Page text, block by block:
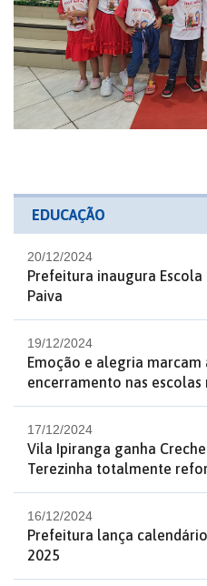
EDUCAÇÃO
20/12/2024
Prefeitura inaugura
Paiva
19/12/2024
Emoção e alegria marcam
encerramento nas escolas
17/12/2024
Vila Ipiranga ganha
Terezinha totalmente
16/12/2024
Prefeitura lança
2025